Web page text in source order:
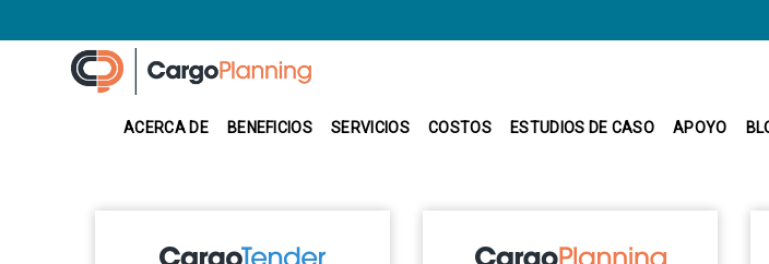
ACERCA DE BENEFICIOS SERVICIOS COSTOS ESTUDIOS DE CASO APOYO